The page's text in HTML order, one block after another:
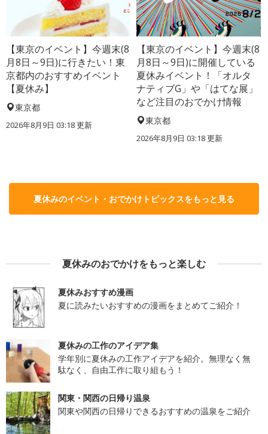
【東京のイベント】今週末(8
月8日～9日)に行きたい！東
京都内のおすすめイベント
【夏休み】
東京都
2026年8月9日 03:18更新
【東京のイベント】今週末(8
月8日～9日)に開催している
夏休みイベント！「オルタ
ナティブG」や「はてな展」
など注目のおでかけ情報
東京都
2026年8月9日 03:18更新
夏休みのイベント・おでかけトピックスをもっと見る
夏休みのおでかけをもっと楽しむ
夏休みおすすめ漫画
夏に読みたいおすすめの漫画をまとめてご紹介！
夏休みの工作のアイデア集
学年別に夏休みの工作アイデアを紹介。無理なく無
駄なく、自由工作に取り組もう！
関東・関西の日帰り温泉
関東や関西の日帰りできるおすすめの温泉をご紹介